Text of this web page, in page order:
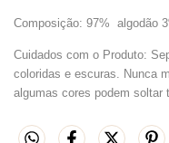
Composição: 97% algodão
Cuidados com o Produto:
coloridas e escuras. Nunca
algumas cores podem soltar